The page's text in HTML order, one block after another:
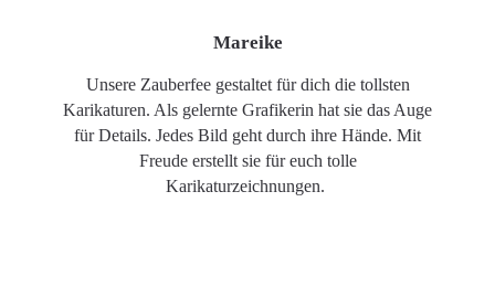
Mareike
Unsere Zauberfee gestaltet für dich die tollsten
Karikaturen. Als gelernte Grafikerin hat sie das Auge
für Details. Jedes Bild geht durch ihre Hände. Mit
Freude erstellt sie für euch tolle
Karikaturzeichnungen.